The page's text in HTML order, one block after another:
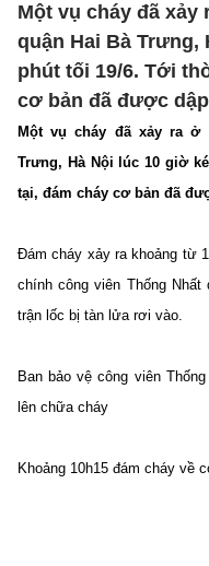
Một vụ cháy đã xảy
quận Hai Bà Trưng,
phút tối 19/6. Tới
cơ bản đã được
Một vụ cháy đã xảy ra ở
Trưng, Hà Nội lúc 10 giờ
tại, đám cháy cơ bản đã
Đám cháy xảy ra khoảng từ
chính công viên Thống
trận lốc bị tàn lửa rơi vào.
Ban bảo vệ công viên
lên chữa cháy
Khoảng 10h15 đám cháy về